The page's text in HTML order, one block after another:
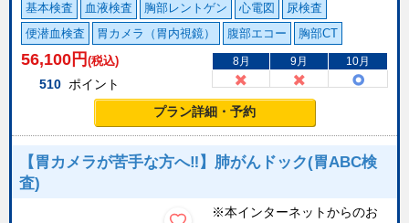
基本検査 血液検査 胸部レントゲン 心電図
尿検査
便潜血検査
胃カメラ（胃内視鏡） 腹部エコー 胸部CT
56,100 円 (税込)
510 ポイント
8月 9月 10月
プラン詳細・予約
【胃カメラが苦手な方へ‼】肺がんドック(胃ABC検
査)
※本インターネットからのお